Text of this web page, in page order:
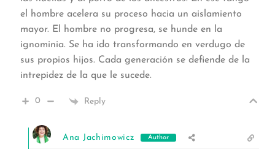
el hombre acelera su proceso hacia un aislamiento
mayor. El hombre no progresa, se hunde en la
ignominia. Se ha ido transformando en verdugo de
sus propios hijos. Cada generación se defiende de la
intrepidez de la que le sucede.
0 Reply
Ana Jachimowicz Author